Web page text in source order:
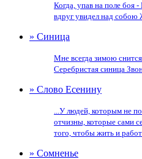
Когда, упав на поле боя
вдруг увидел над собою
» Синица
Мне всегда зимою
Серебристая синица
» Слово Есенину
...У людей, которым не
отчизны, которые сами
того, чтобы жить и
» Сомненье